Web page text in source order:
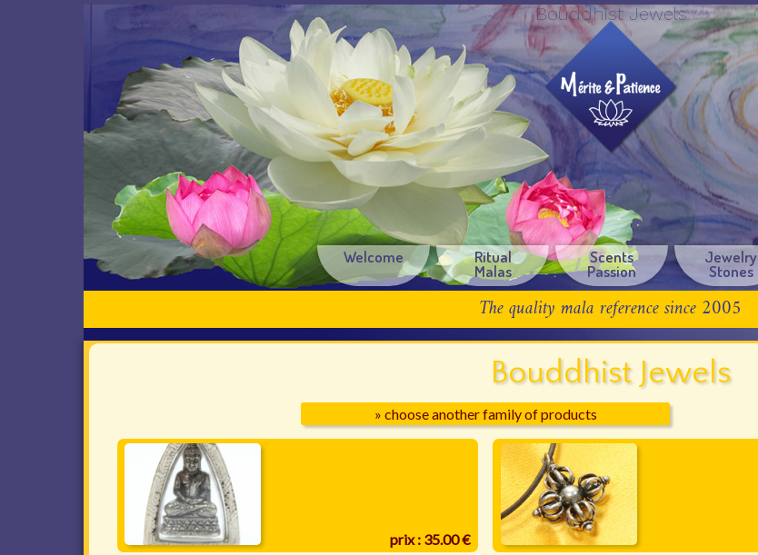
Bouddhist Jewels
Welcome Ritual
Malas
Scents
Passion
Jewelry
Stones
The quality mala reference since 2005
Bouddhist Jewels
» choose another family of products
prix : 35.00 €